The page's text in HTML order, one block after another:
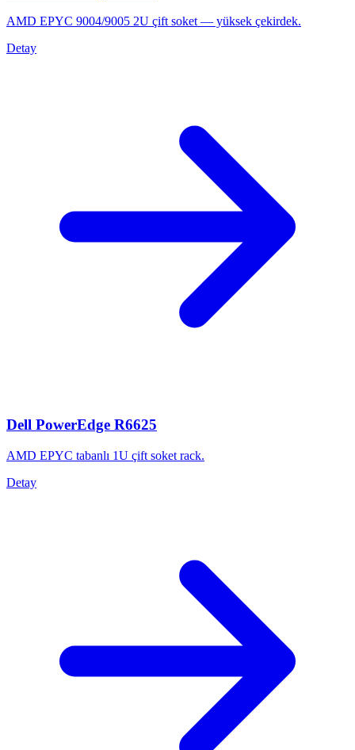
AMD EPYC 9004/9005 2U çift soket — yüksek çekirdek.
Detay
Dell PowerEdge R6625
AMD EPYC tabanlı 1U çift soket rack.
Detay